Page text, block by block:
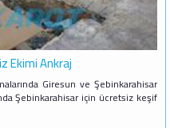
Ekimi Ankraj
Giresun ve Şebinkarahisar
Şebinkarahisar için ücretsiz keşif